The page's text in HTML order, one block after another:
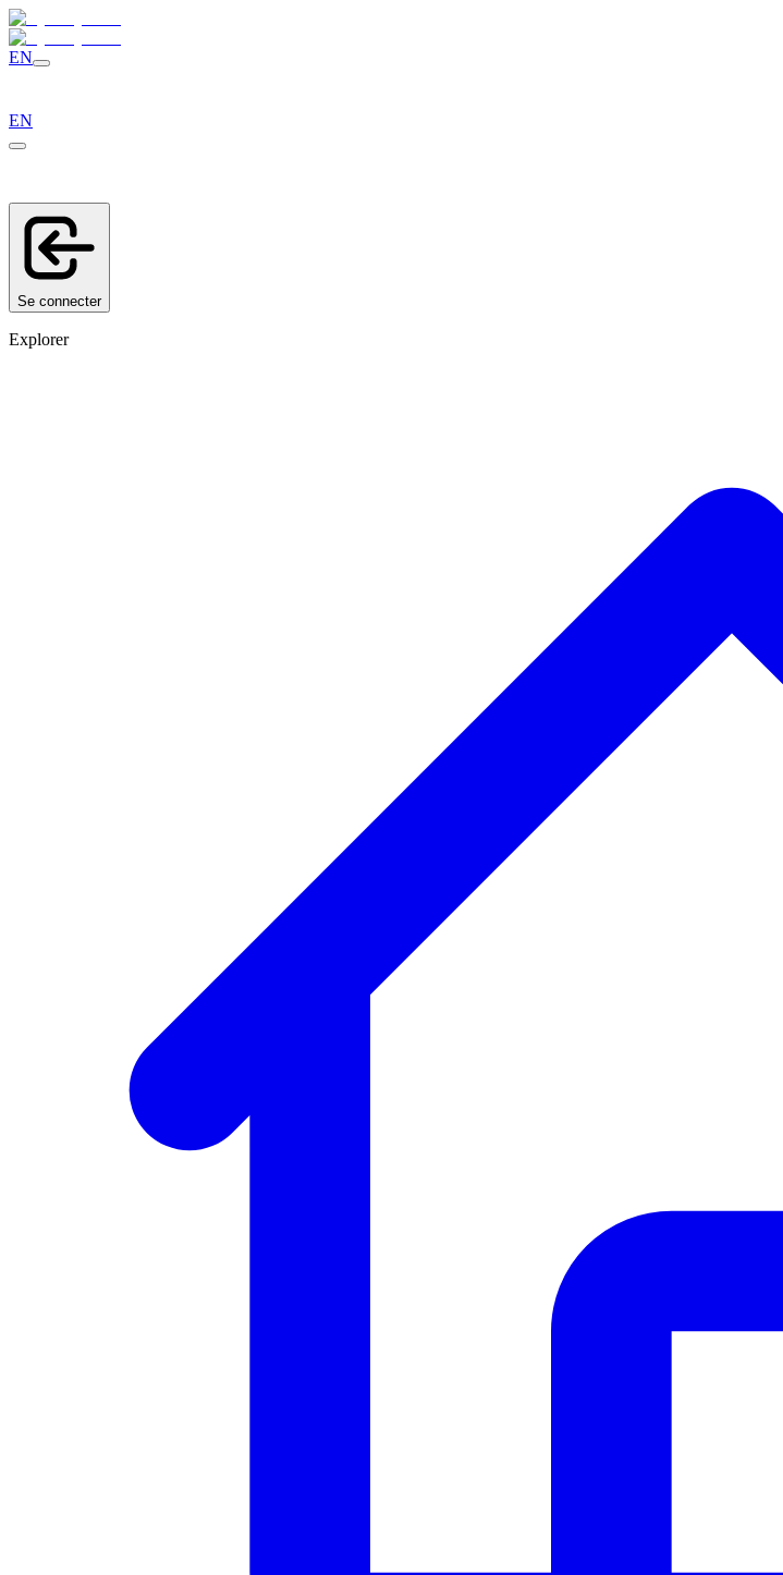
EN
EN
Se connecter
Explorer